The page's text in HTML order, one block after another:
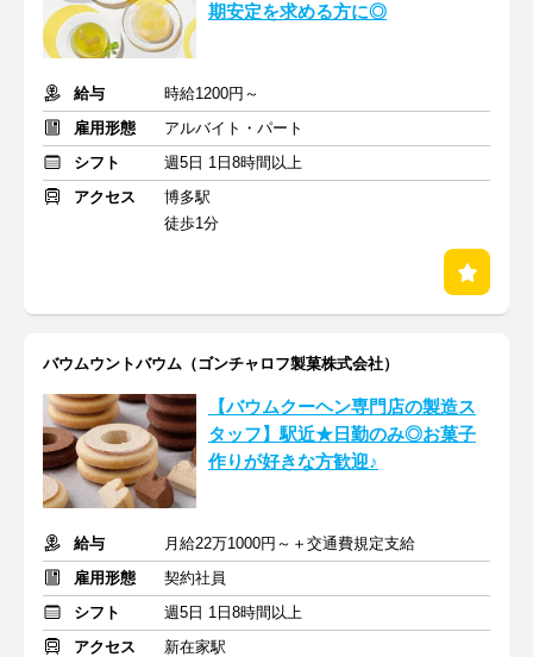
期安定を求める方に◎
給与
時給1200円～
雇用形態
アルバイト・パート
シフト
週5日 1日8時間以上
アクセス
博多駅
徒歩1分
バウムウントバウム（ゴンチャロフ製菓株式会社）
【バウムクーヘン専門店の製造ス
タッフ】駅近★日勤のみ◎お菓子
作りが好きな方歓迎♪
給与
月給22万1000円～＋交通費規定支給
雇用形態
契約社員
シフト
週5日 1日8時間以上
アクセス
新在家駅